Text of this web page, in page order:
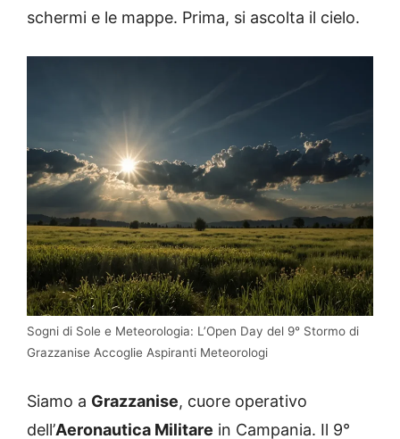
schermi e le mappe. Prima, si ascolta il cielo.
Sogni di Sole e Meteorologia: L’Open Day del 9° Stormo di
Grazzanise Accoglie Aspiranti Meteorologi
Siamo a Grazzanise, cuore operativo
dell’Aeronautica Militare in Campania. Il 9°